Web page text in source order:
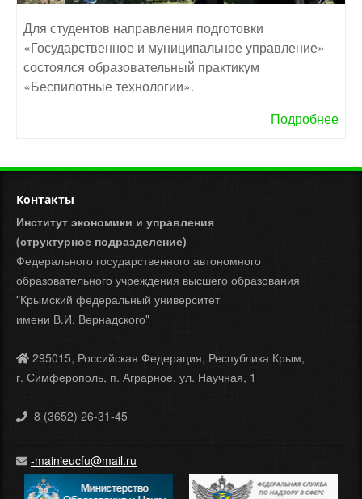
Для студентов направления подготовки
«Государственное и муниципальное управление»
состоялся образовательный практикум
«Беспилотные технологии».
Подробнее
Контакты
Институт экономики и управления
(структурное подразделение)
Федерального государственного автономного
образовательного учреждения высшего образования
"Крымский федеральный университет
имени В.И. Вернадского"
295015, Российская Федерация, Республика Крым,
г. Симферополь, п. Аграрное, ул. Научная, 1
8 (3652) 26-31-45
-mainieucfu@mail.ru